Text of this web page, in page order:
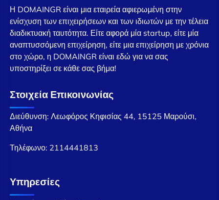
Η DOMAINGR είναι μια εταιρεία αφιερωμένη στην
ενίσχυση των επιχειρήσεων και των ιδιωτών με την τέλεια
διαδικτυακή ταυτότητα. Είτε αφορά μία startup, είτε μία
αναπτυσσόμενη επιχείρηση, είτε μια επιχείρηση με χρόνια
στο χώρο, η DOMAINGR είναι εδώ για να σας
υποστηρίξει σε κάθε σας βήμα!
Στοιχεία Επικοινωνίας
Διεύθυνση: Λεωφόρος Κηφισίας 44, 15125 Μαρούσι,
Αθήνα
Τηλέφωνο: 2114441813
Υπηρεσίες